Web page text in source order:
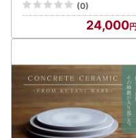
(0)
24,000